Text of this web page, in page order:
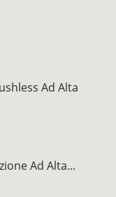
Ad Alta
Ad Alta...